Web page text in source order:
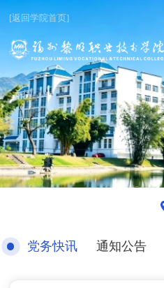
[返回学院首页]
党务快讯 通知公告